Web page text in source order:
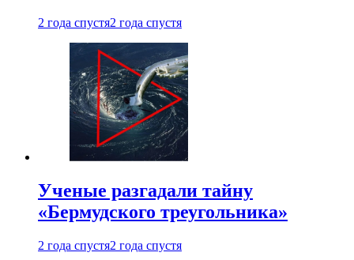
2 года спустя2 года спустя
Ученые разгадали тайну
«Бермудского треугольника»
2 года спустя2 года спустя